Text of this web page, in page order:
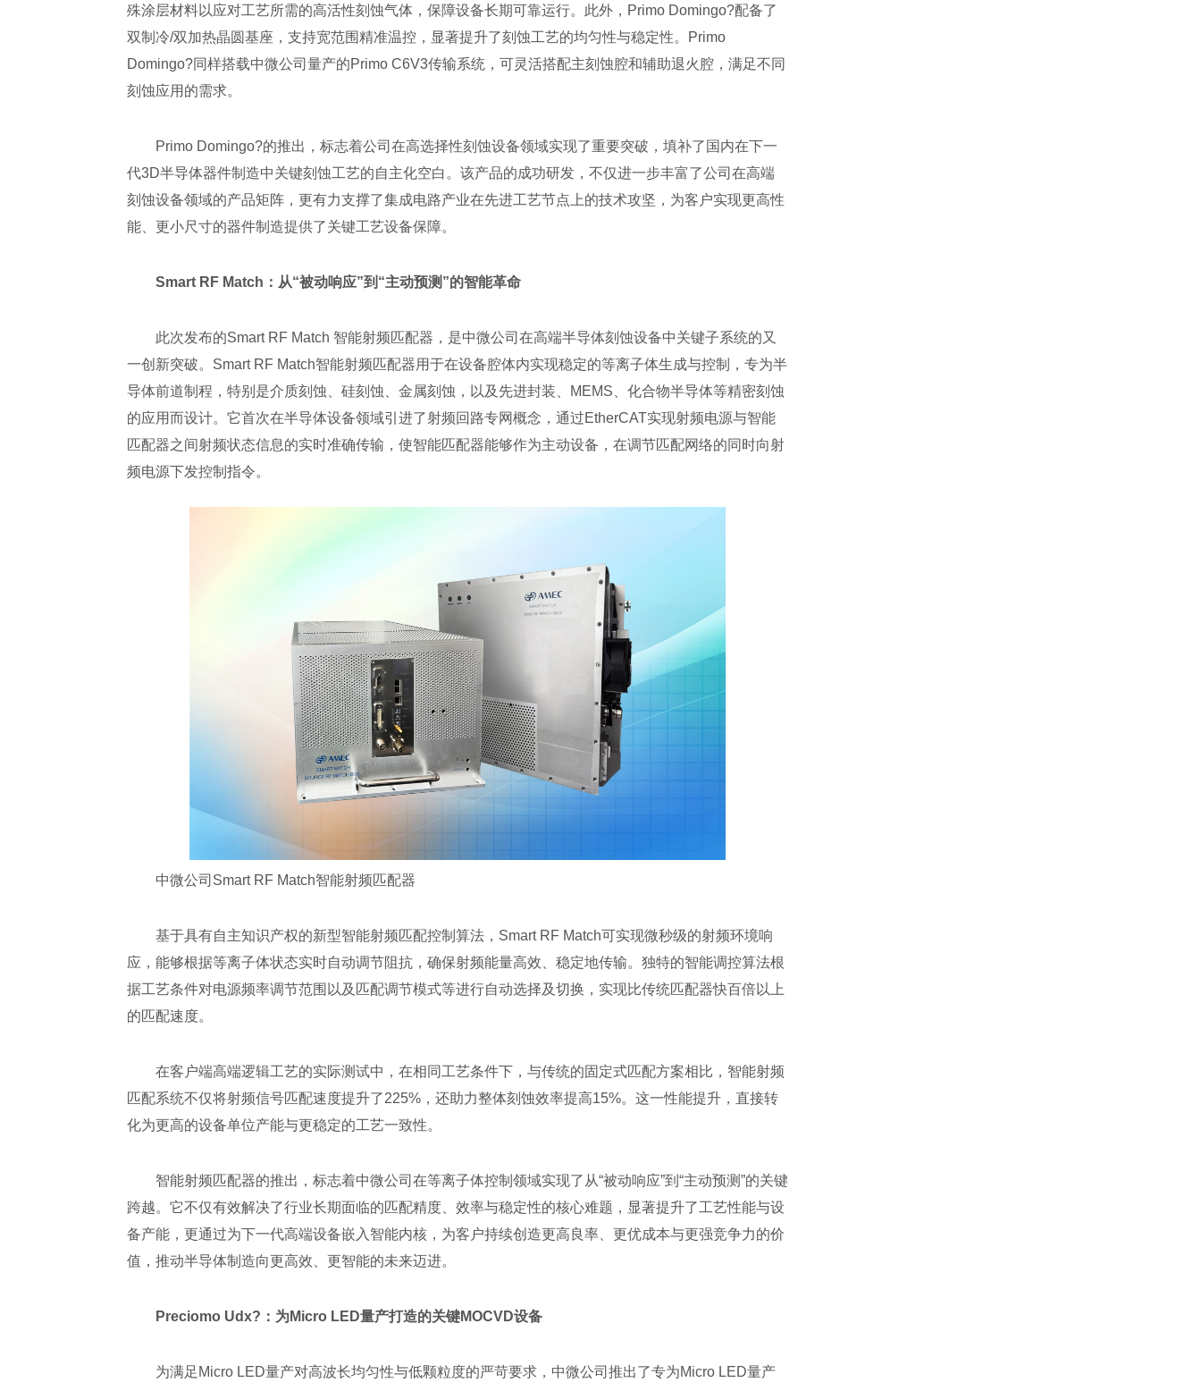
殊涂层材料以应对工艺所需的高活性刻蚀气体，保障设备长期可靠运行。此外，Primo Domingo?配备了
双制冷/双加热晶圆基座，支持宽范围精准温控，显著提升了刻蚀工艺的均匀性与稳定性。Primo
Domingo?同样搭载中微公司量产的Primo C6V3传输系统，可灵活搭配主刻蚀腔和辅助退火腔，满足不同
刻蚀应用的需求。
Primo Domingo?的推出，标志着公司在高选择性刻蚀设备领域实现了重要突破，填补了国内在下一
代3D半导体器件制造中关键刻蚀工艺的自主化空白。该产品的成功研发，不仅进一步丰富了公司在高端
刻蚀设备领域的产品矩阵，更有力支撑了集成电路产业在先进工艺节点上的技术攻坚，为客户实现更高性
能、更小尺寸的器件制造提供了关键工艺设备保障。
Smart RF Match ：从“被动响应”到“主动预测”的智能革命
此次发布的Smart RF Match 智能射频匹配器，是中微公司在高端半导体刻蚀设备中关键子系统的又
一创新突破。Smart RF Match智能射频匹配器用于在设备腔体内实现稳定的等离子体生成与控制，专为半
导体前道制程，特别是介质刻蚀、硅刻蚀、金属刻蚀，以及先进封装、MEMS、化合物半导体等精密刻蚀
的应用而设计。它首次在半导体设备领域引进了射频回路专网概念，通过EtherCAT实现射频电源与智能
匹配器之间射频状态信息的实时准确传输，使智能匹配器能够作为主动设备，在调节匹配网络的同时向射
频电源下发控制指令。
中微公司Smart RF Match智能射频匹配器
基于具有自主知识产权的新型智能射频匹配控制算法，Smart RF Match可实现微秒级的射频环境响
应，能够根据等离子体状态实时自动调节阻抗，确保射频能量高效、稳定地传输。独特的智能调控算法根
据工艺条件对电源频率调节范围以及匹配调节模式等进行自动选择及切换，实现比传统匹配器快百倍以上
的匹配速度。
在客户端高端逻辑工艺的实际测试中，在相同工艺条件下，与传统的固定式匹配方案相比，智能射频
匹配系统不仅将射频信号匹配速度提升了225%，还助力整体刻蚀效率提高15%。这一性能提升，直接转
化为更高的设备单位产能与更稳定的工艺一致性。
智能射频匹配器的推出，标志着中微公司在等离子体控制领域实现了从“被动响应”到“主动预测”的关键
跨越。它不仅有效解决了行业长期面临的匹配精度、效率与稳定性的核心难题，显著提升了工艺性能与设
备产能，更通过为下一代高端设备嵌入智能内核，为客户持续创造更高良率、更优成本与更强竞争力的价
值，推动半导体制造向更高效、更智能的未来迈进。
Preciomo Udx? ：为Micro LED量产打造的关键MOCVD设备
为满足Micro LED量产对高波长均匀性与低颗粒度的严苛要求，中微公司推出了专为Micro LED量产